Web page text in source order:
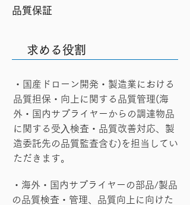
品質保証
求める役割
・国産ドローン開発・製造業における
品質担保・向上に関する品質管理(海
外・国内サプライヤーからの調達物品
に関する受⼊検査・品質改善対応、製
造委託先の品質監査含む)を担当してい
ただきます。
・海外・国内サプライヤーの部品/製品
の品質検査・管理、品質向上に向けた